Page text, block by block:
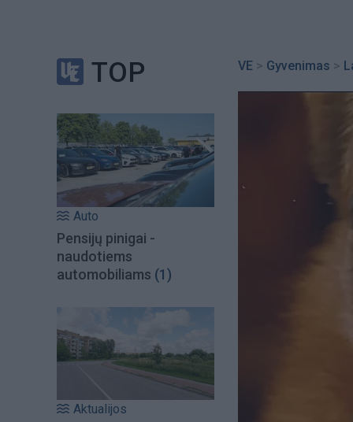
TOP
Auto
Pensijų pinigai -
naudotiems
automobiliams (1)
Aktualijos
VE > Gyvenimas >